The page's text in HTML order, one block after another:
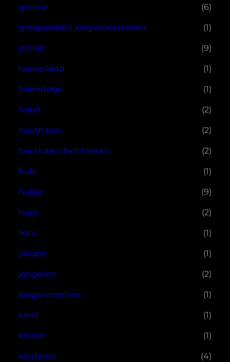
groene (6)
groepsreizen jongvolwassenen (1)
grond (9)
heuvelland (1)
hometogo (1)
hotel (2)
houthalen (2)
houthalen helchteren (2)
huis (1)
huisje (9)
huur (2)
ikea (1)
jacuzzi (1)
jongeren (2)
jongerenreizen (1)
kerst (1)
kinder (1)
kinderen (4)